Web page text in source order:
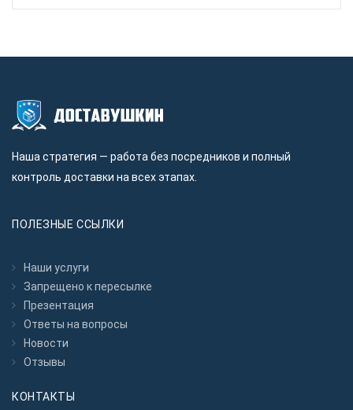
Наша стратегия — работа без посредников и полный
контроль доставки на всех этапах.
ПОЛЕЗНЫЕ ССЫЛКИ
Наши услуги
Запрещено к пересылкe
Презентация
Ответы на вопросы
Новости
Отзывы
КОНТАКТЫ